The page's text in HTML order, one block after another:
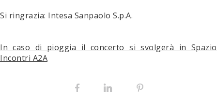
Si ringrazia: Intesa Sanpaolo S.p.A.
In caso di pioggia il concerto si svolgerà in Spazio
Incontri A2A
Facebook LinkedIn